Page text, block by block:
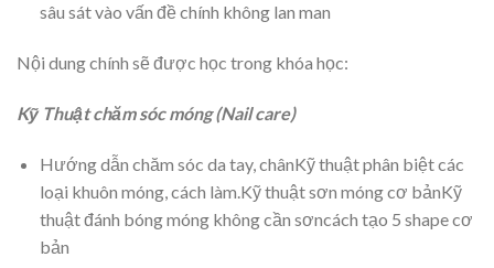
sâu sát vào vấn đề chính không lan man
Nội dung chính sẽ được học trong khóa học:
Kỹ Thuật chăm sóc móng (Nail care)
Hướng dẫn chăm sóc da tay, chânKỹ thuật phân biệt các
loại khuôn móng, cách làm.Kỹ thuật sơn móng cơ bảnKỹ
thuật đánh bóng móng không cần sơncách tạo 5 shape cơ
bản